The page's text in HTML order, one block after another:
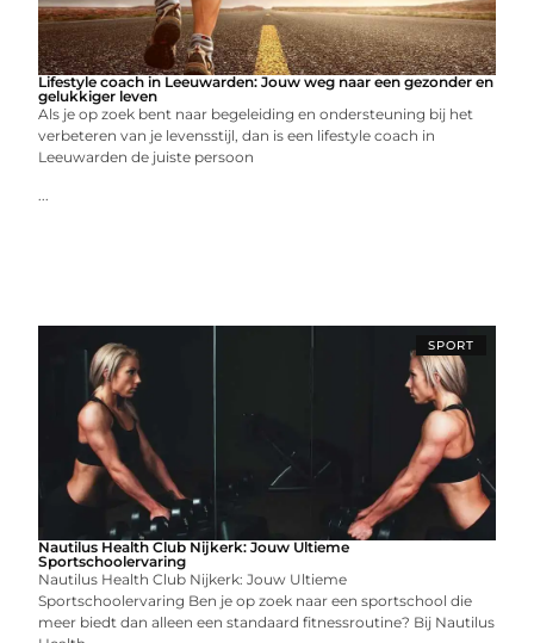
Lifestyle coach in Leeuwarden: Jouw weg naar een gezonder en
gelukkiger leven
Als je op zoek bent naar begeleiding en ondersteuning bij het
verbeteren van je levensstijl, dan is een lifestyle coach in
Leeuwarden de juiste persoon
...
SPORT
Nautilus Health Club Nijkerk: Jouw Ultieme
Sportschoolervaring
Nautilus Health Club Nijkerk: Jouw Ultieme
Sportschoolervaring Ben je op zoek naar een sportschool die
meer biedt dan alleen een standaard fitnessroutine? Bij Nautilus